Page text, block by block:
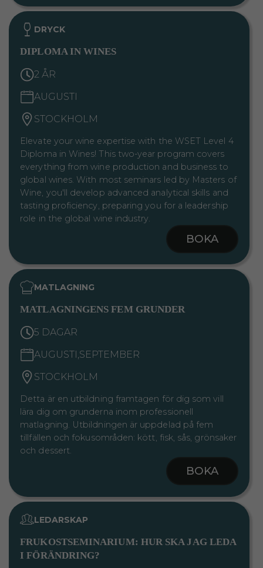
DRYCK
DIPLOMA IN WINES
2 ÅR
AUGUSTI
STOCKHOLM
Elevate your wine expertise with the WSET Level 4
Diploma in Wines! This two-year program covers
everything from wine production and business to
global wines. With most seminars led by Masters of
Wine, you'll develop advanced analytical skills and
tasting proficiency, preparing you for a leadership
role in the global wine industry.
BOKA
MATLAGNING
MATLAGNINGENS FEM GRUNDER
5 DAGAR
AUGUSTI,SEPTEMBER
STOCKHOLM
Detta är en utbildning framtagen för dig som vill
lära dig om grunderna inom professionell
matlagning. Utbildningen är uppdelad på fem
tillfällen och fokusområden: kött, fisk, sås, grönsaker
och dessert.
BOKA
LEDARSKAP
FRUKOSTSEMINARIUM: HUR SKA JAG LEDA
I FÖRÄNDRING?